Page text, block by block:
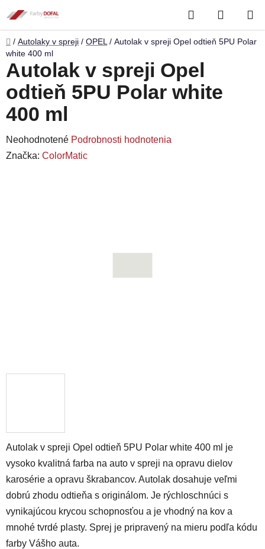
na
obsah
Hľadať
KOŠÍK
Domov
/ Autolaky v spreji / OPEL / Autolak v spreji Opel odtieň 5PU Polar
white 400 ml
Autolak v spreji Opel odtieň 5PU Polar white 400 ml je
vysoko kvalitná farba na auto v spreji na opravu dielov
karosérie a opravu škrabancov. Autolak dosahuje veľmi
dobrú zhodu odtieňa s originálom. Je rýchloschnúci s
vynikajúcou krycou schopnosťou a je vhodný na kov a
mnohé tvrdé plasty. Sprej je pripravený na mieru podľa kódu
farby Vášho auta.
Autolak v spreji Opel
odtieň 5PU Polar white
400 ml
Priemerné
hodnotenie
Neohodnotené Podrobnosti hodnotenia
Značka: ColorMatic